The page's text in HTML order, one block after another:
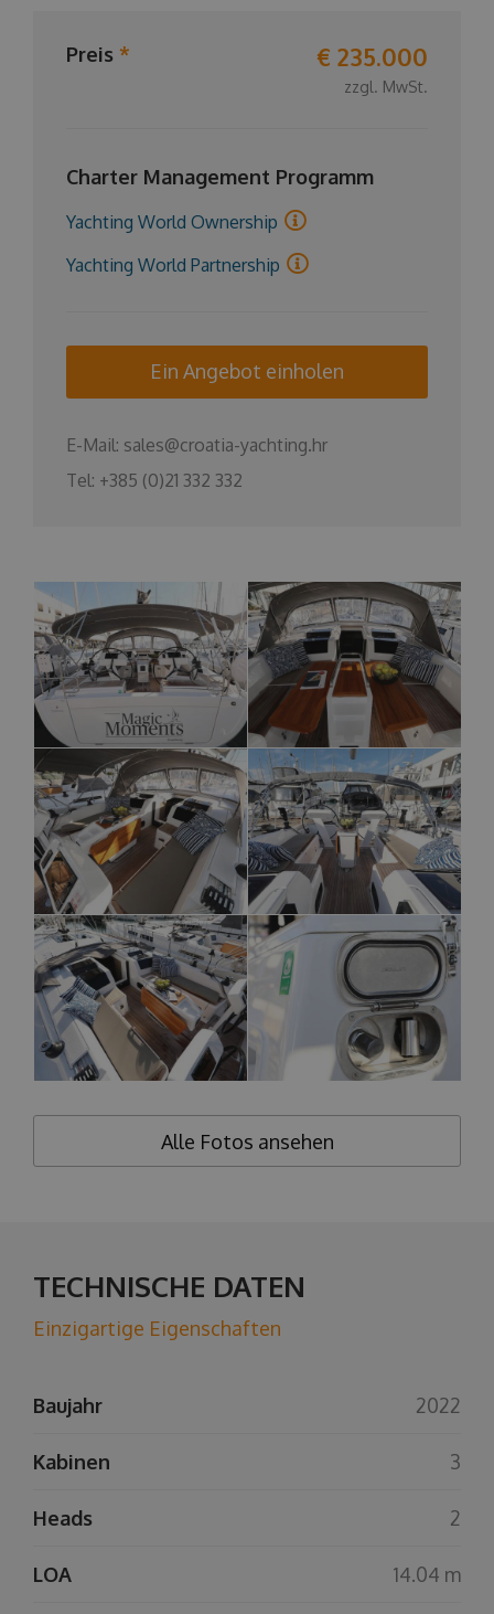
Preis * € 235.000
zzgl. MwSt.
Charter Management Programm
Yachting World Ownership
Yachting World Partnership
Ein Angebot einholen
E-Mail: sales@croatia-yachting.hr
Tel: +385 (0)21 332 332
Alle Fotos ansehen
TECHNISCHE DATEN
Einzigartige Eigenschaften
Baujahr 2022
Kabinen 3
Heads 2
LOA 14.04 m